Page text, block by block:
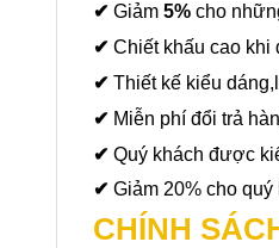
✔ Giảm 5% cho
✔ Chiết khấu cao
✔ Thiết kế kiểu
✔ Miễn phí đổi trả
✔ Quý khách được
✔ Giảm 20% cho
CHÍNH